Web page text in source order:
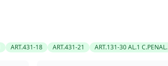
ART.431-18 ART.431-21 ART.131-30 AL.1 C.PENAL.